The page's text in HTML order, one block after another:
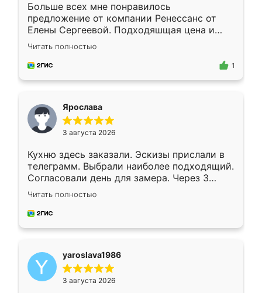
Больше всех мне понравилось
предложение от компании Ренессанс от
Елены Сергеевой. Подходяшщая цена и
короткие сроки изготовления. Приехавший
для замера сотрудник Владислав
предложил по моему эскизу самый
Читать полностью
1
Ярослава
3 августа 2026
Кухню здесь заказали. Эскизы прислали в
телеграмм. Выбрали наиболее подходящий.
Согласовали день для замера. Через 3
недели кухня была уже готова. Остались
довольны работой. Спасибо Ренессанс
мебель за качественную работу!
Читать полностью
yaroslava1986
3 августа 2026